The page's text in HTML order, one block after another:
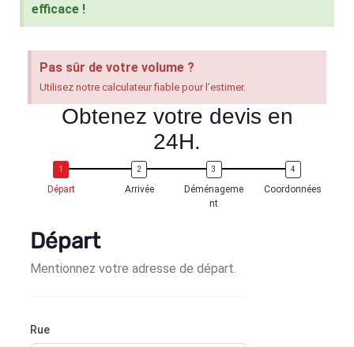
efficace !
Pas sûr de votre volume ?
Utilisez notre calculateur fiable pour l’estimer.
Obtenez votre devis en
24H.
Départ Arrivée
Déménageme
nt
Coordonnées
Départ
Mentionnez votre adresse de départ.
Rue